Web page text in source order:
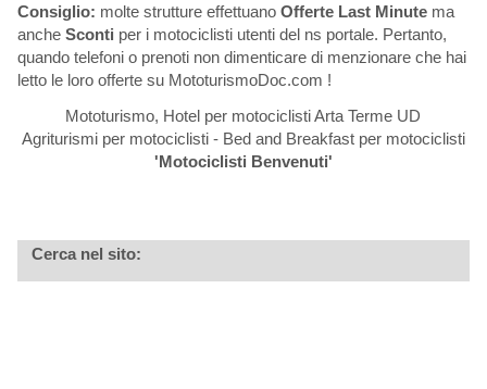
Consiglio: molte strutture effettuano Offerte Last Minutema
anche Sconti per i motociclisti utenti del ns portale. Pertanto,
quando telefoni o prenoti non dimenticare di menzionare che hai
letto le loro offerte su MototurismoDoc.com !
Mototurismo, Hotel per motociclisti Arta Terme UD
Agriturismi per motociclisti - Bed and Breakfast per motociclisti
'Motociclisti Benvenuti'
Cerca nel sito: